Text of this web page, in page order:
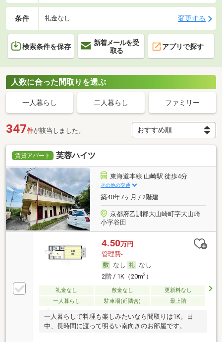
条件 礼金なし 変更する
検索条件を保存
新着メールを受
取る
アプリで探す
人数に合った間取りを選ぶ
一人暮らし 二人暮らし ファミリー
347件が該当しました。
賃貸アパート 芙蓉ハイツ
東海道本線 山崎駅 徒歩4分
その他の交通
築40年7ヶ月 / 2階建
京都府乙訓郡大山崎町字大山崎
小字谷田
4.50万円
管理費-
なし
なし
2階 / 1K（20m2）
礼金なし 敷金なし
更新料なし
一人暮らし
駐車場(近隣含) 最上階
一人暮らしで料理も楽しみたいなら間取りは1K。日
中、長時間に渡って明るい南向きのお部屋です。